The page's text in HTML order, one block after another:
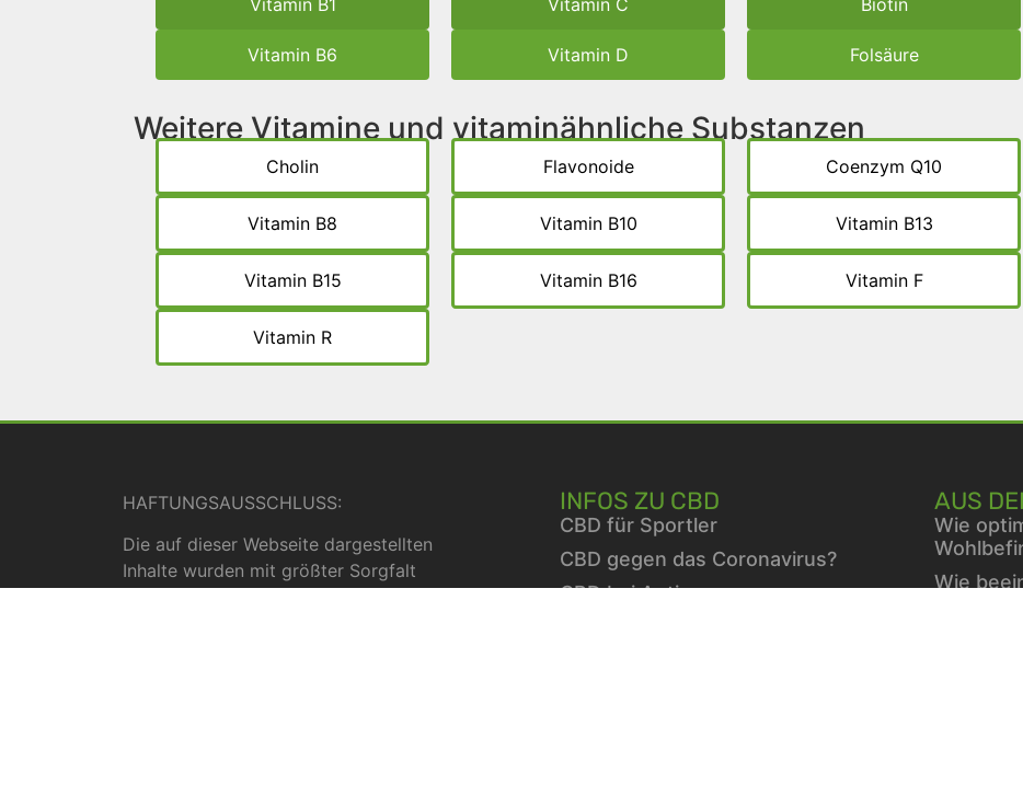
Vitamin B6 Vitamin D Folsäure
Weitere Vitamine und vitaminähnliche Substanzen
Cholin
Vitamin B8
Vitamin B15
Vitamin R
Flavonoide
Vitamin B10
Vitamin B16
Coenzym Q10
Vitamin B13
Vitamin F
HAFTUNGSAUSSCHLUSS:
Die auf dieser Webseite dargestellten
Inhalte wurden mit größter Sorgfalt
INFOS ZU CBD
CBD für Sportler
CBD gegen das Coronavirus?
CBD bei Autismus
AUS
Wie
Wie